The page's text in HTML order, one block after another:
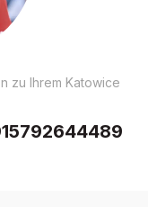
zu Ihrem Katowice